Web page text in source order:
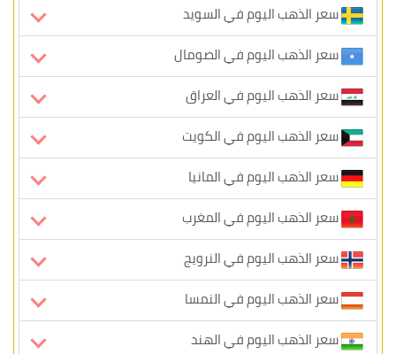
سعر الذهب اليوم في السويد
سعر الذهب اليوم في الصومال
سعر الذهب اليوم في العراق
سعر الذهب اليوم في الكويت
سعر الذهب اليوم في المانيا
سعر الذهب اليوم في المغرب
سعر الذهب اليوم في النرويج
سعر الذهب اليوم في النمسا
سعر الذهب اليوم في الهند